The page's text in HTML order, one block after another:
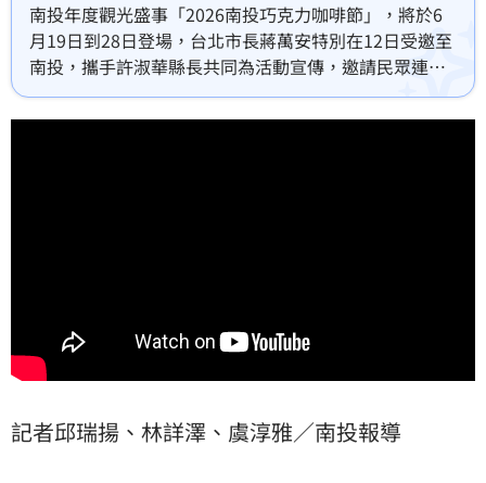
南投年度觀光盛事「2026南投巧克力咖啡節」，將於6
月19日到28日登場，台北市長蔣萬安特別在12日受邀至
南投，攜手許淑華縣長共同為活動宣傳，邀請民眾連假
時多多造訪，也展現城市交流的亮眼成果。
記者邱瑞揚、林詳澤、虞淳雅／南投報導